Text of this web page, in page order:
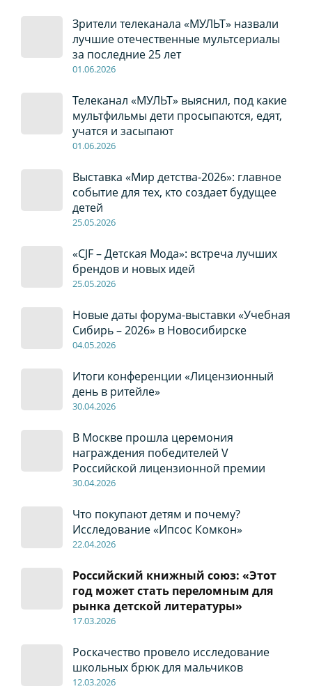
Зрители телеканала «МУЛЬТ» назвали
лучшие отечественные мультсериалы
за последние 25 лет
01.06.2026
Телеканал «МУЛЬТ» выяснил, под какие
мультфильмы дети просыпаются, едят,
учатся и засыпают
01.06.2026
Выставка «Мир детства-2026»: главное
событие для тех, кто создает будущее
детей
25.05.2026
«CJF – Детская Мода»: встреча лучших
брендов и новых идей
25.05.2026
Новые даты форума-выставки «Учебная
Сибирь – 2026» в Новосибирске
04.05.2026
Итоги конференции «Лицензионный
день в ритейле»
30.04.2026
В Москве прошла церемония
награждения победителей V
Российской лицензионной премии
30.04.2026
Что покупают детям и почему?
Исследование «Ипсос Комкон»
22.04.2026
Российский книжный союз: «Этот
год может стать переломным для
рынка детской литературы»
17.03.2026
Роскачество провело исследование
школьных брюк для мальчиков
12.03.2026